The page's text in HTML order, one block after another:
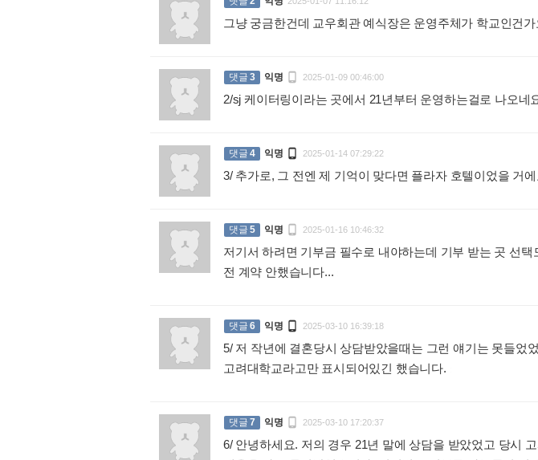
그냥 궁금한건데 교우회관 예식장은 운영주체가 학교인건
댓글3 익명  2025-01-09 00:46:00
2/sj 케이터링이라는 곳에서 21년부터 운영하는걸로 나오네
댓글4 익명  2025-01-14 07:29:22
3/ 추가로, 그 전엔 제 기억이 맞다면 플라자 호텔이었을 거
댓글5 익명  2025-01-16 10:46:32
저기서 하려면 기부금 필수로 내야하는데 기부 받는 곳 선
전 계약 안했습니다...
댓글6 익명  2025-03-10 16:39:18
5/ 저 작년에 결혼당시 상담받았을때는 그런 얘기는 못들었
고려대학교라고만 표시되어있긴 했습니다.
댓글7 익명  2025-03-10 17:20:37
6/ 안녕하세요. 저의 경우 21년 말에 상담을 받았었고 당시